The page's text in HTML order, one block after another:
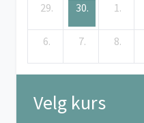
29. 30. 1.
6. 7. 8.
Velg kurs